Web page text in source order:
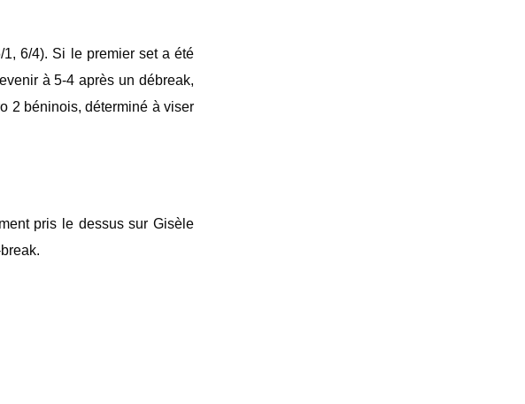
6/4). Si le premier set a été
à 5-4 après un débreak,
2 béninois, déterminé à viser
pris le dessus surGisèle